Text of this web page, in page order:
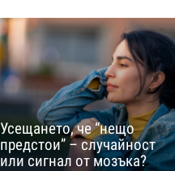
Усещането, че “нещо
предстои” – случайност
или сигнал от мозъка?